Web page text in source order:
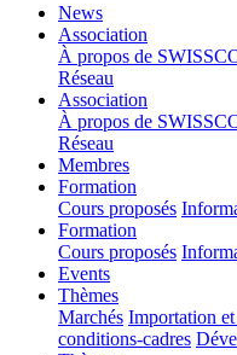
News(current)
Association
À propos de
Réseau
Association
À propos de
Réseau
Membres(current)
Formation
Cours proposés
Formation
Cours proposés
Events(current)
Thèmes(current)
Marchés Importation
conditions-cadres